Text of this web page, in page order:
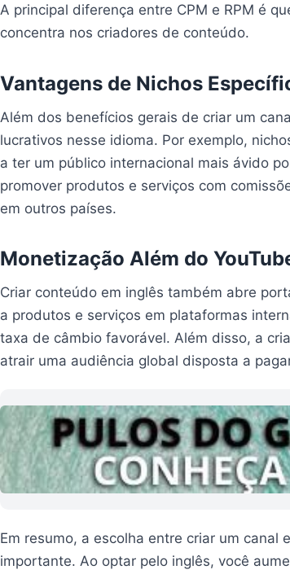
A principal diferença entre CPM e RPM é
concentra nos criadores de conteúdo.
Vantagens de Nichos
Além dos benefícios gerais de criar um
lucrativos nesse idioma. Por exemplo,
a ter um público internacional mais ávido
promover produtos e serviços com
em outros países.
Monetização Além do
Criar conteúdo em inglês também abre
a produtos e serviços em plataformas
taxa de câmbio favorável. Além disso, a
atrair uma audiência global disposta a
Em resumo, a escolha entre criar um
importante. Ao optar pelo inglês, você